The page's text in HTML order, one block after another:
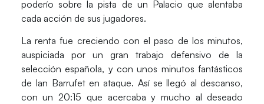
poderío sobre la pista de un Palacio que alentaba
cada acción de sus jugadores.
La renta fue creciendo con el paso de los minutos,
auspiciada por un gran trabajo defensivo de la
selección española, y con unos minutos fantásticos
de Ian Barrufeten ataque. Así se llegó al descanso,
con un 20:15 que acercaba y mucho al deseado